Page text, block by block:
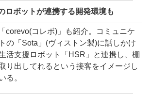
ロボットが連携する開発環境も
corevo(コレボ)」も紹介。コミュニケ
の「Sota」(ヴィストン製)に話しかけ
活支援ロボット「HSR」と連携し、棚
り出してれるという接客をイメージし
る。